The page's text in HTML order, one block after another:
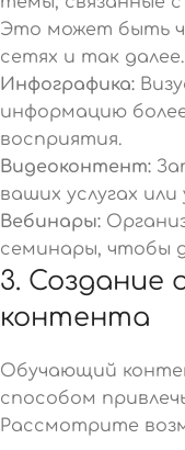
Это может быть
сетях и так далее.
Инфографика:
информацию
восприятия.
Видеоконтент:
ваших услугах
Вебинары:
семинары, чтобы
3. Создание
контента
Обучающий
способом
Рассмотрите